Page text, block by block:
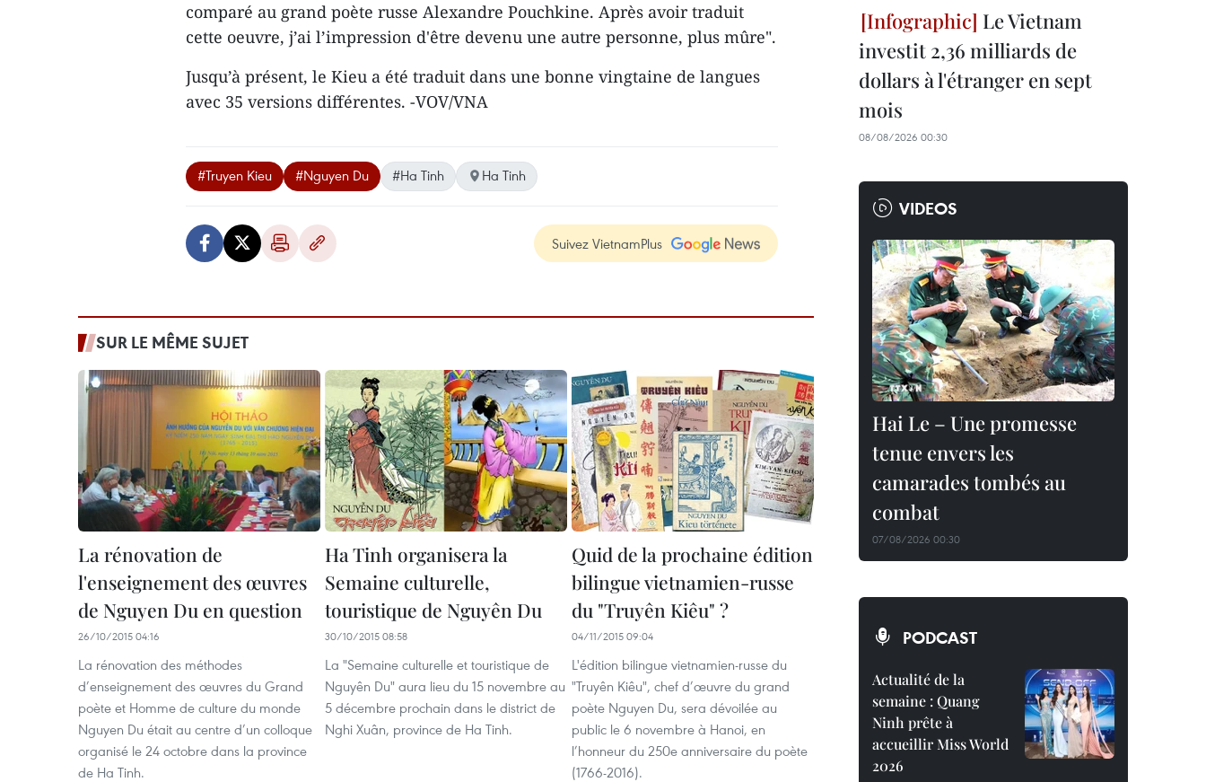
comparé au grand poète russe Alexandre Pouchkine. Après avoir traduit
cette oeuvre, j’ai l’impression d'être devenu une autre personne, plus mûre".
Jusqu’à présent, le Kieu a été traduit dans une bonne vingtaine de langues
avec 35 versions différentes. -VOV/VNA
#Truyen Kieu #Nguyen Du #Ha Tinh Ha Tinh
Suivez VietnamPlus
SUR LE MÊME SUJET
La rénovation de
l'enseignement des œuvres
de Nguyen Du en question
26/10/2015 04:16
La rénovation des méthodes
d’enseignement des œuvres du Grand
poète et Homme de culture du monde
Nguyen Du était au centre d’un colloque
organisé le 24 octobre dans la province
de Ha Tinh.
Ha Tinh organisera la
Semaine culturelle,
touristique de Nguyên Du
30/10/2015 08:58
La "Semaine culturelle et touristique de
Nguyên Du" aura lieu du 15 novembre au
5 décembre prochain dans le district de
Nghi Xuân, province de Ha Tinh.
Quid de la prochaine édition
bilingue vietnamien-russe
du "Truyên Kiêu" ?
04/11/2015 09:04
L'édition bilingue vietnamien-russe du
"Truyên Kiêu", chef d’œuvre du grand
poète Nguyen Du, sera dévoilée au
public le 6 novembre à Hanoi, en
l’honneur du 250e anniversaire du poète
(1766-2016).
Le Vietnam
investit 2,36 milliards de
dollars à l'étranger en sept
mois
08/08/2026 00:30
VIDEOS
Hai Le – Une promesse
tenue envers les
camarades tombés au
combat
07/08/2026 00:30
PODCAST
Actualité de la
semaine : Quang
Ninh prête à
accueillir Miss World
2026